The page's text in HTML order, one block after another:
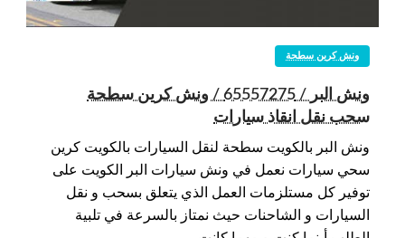
ونش كرين سطحة
ونش البر / 65557275 / ونش كرين سطحة
سحب نقل انقاذ سيارات
ونش البر بالكويت سطحة لنقل السيارات بالكويت كرين
سحي سيارات نعمل في ونش سيارات البر الكويت على
توفير كل مستلزمات العمل الذي يتعلق بسحب و نقل
السيارات و الشاحنات حيث نمتاز بالسرعة في تلبية